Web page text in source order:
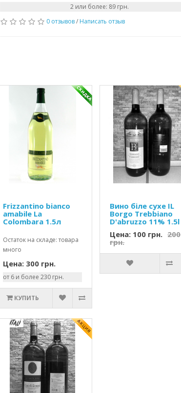
2 или более: 89 грн.
0 отзывов/ Написать отзыв
Frizzantino bianco
amabile La
Colombara 1.5л
Остаток на складе: товара
много
Цена: 300 грн.
от 6 и более 230 грн.
КУПИТЬ
Вино біле сухе IL
Borgo Trebbiano
D'abruzzo 11% 1.5l
Цена: 100 грн. 200
грн.